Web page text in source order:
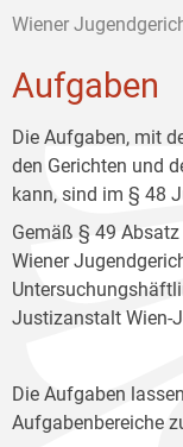
Wiener
Aufgaben
Die Aufgaben, mit
den Gerichten und
kann, sind im § 48
Gemäß § 49
Wiener
Justizanstalt Wien-
Die Aufgaben
Aufgabenbereiche